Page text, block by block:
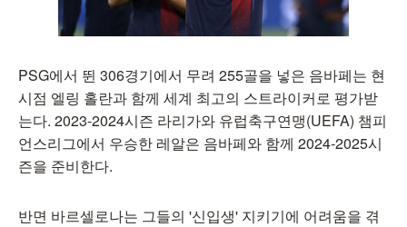
PSG에서 뛴 306경기에서 무려 255골을 넣은 음바페는 현
시점 엘링 홀란과 함께 세계 최고의 스트라이커로 평가받
는다. 2023-2024시즌 라리가와 유럽축구연맹(UEFA) 챔피
언스리그에서 우승한 레알은 음바페와 함께 2024-2025시
즌을 준비한다.
반면 바르셀로나는 그들의 '신입생' 지키기에 어려움을 겪